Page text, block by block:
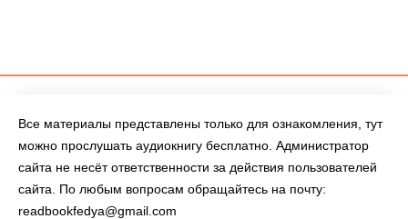
Все материалы представлены только для ознакомления, тут
можно прослушать аудиокнигу бесплатно. Администратор
сайта не несёт ответственности за действия пользователей
сайта. По любым вопросам обращайтесь на почту:
readbookfedya@gmail.com